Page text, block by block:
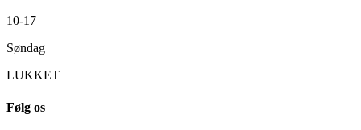
10-17
Søndag
LUKKET
Følg os